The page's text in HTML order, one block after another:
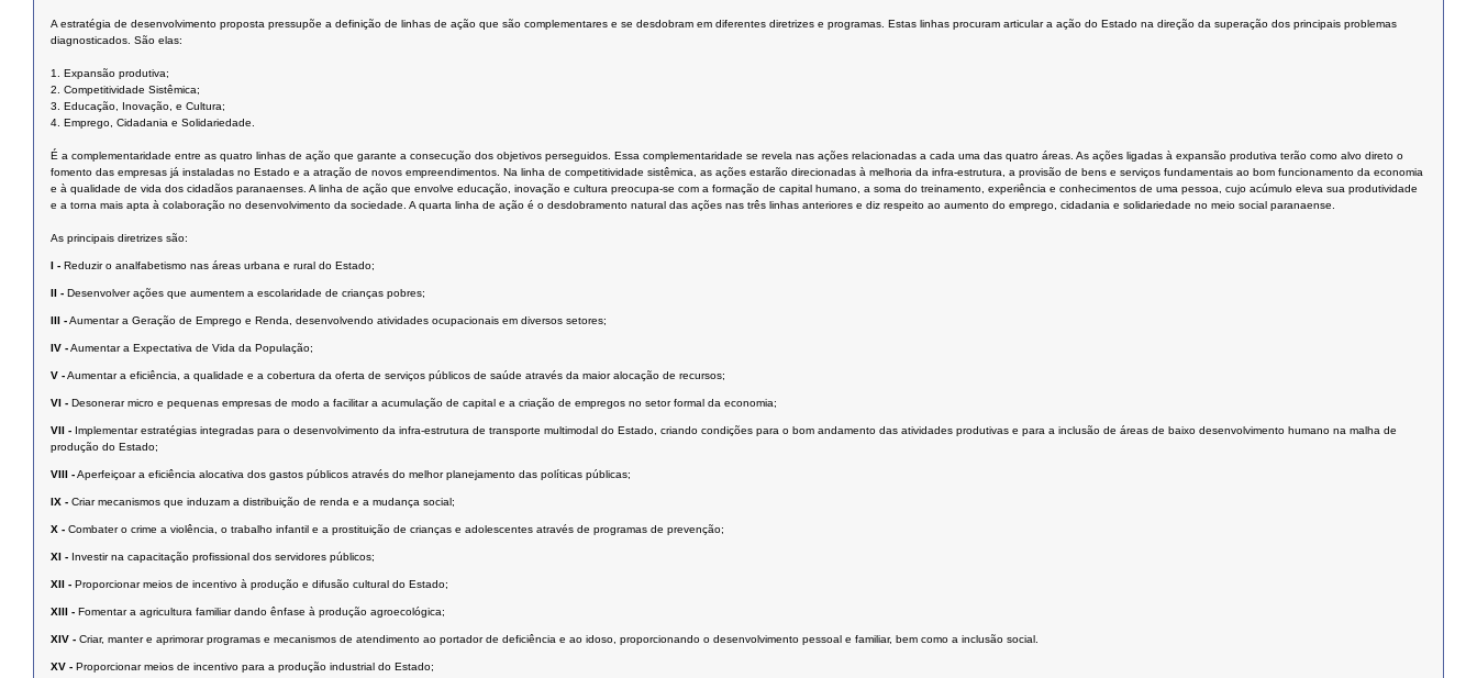
A estratégia de desenvolvimento proposta pressupõe a definição de linhas de ação que são complementares e se desdobram em diferentes diretrizes e programas. Estas linhas procuram articular a ação do Estado na direção da superação dos principais problemas
diagnosticados. São elas:
1. Expansão produtiva;
2. Competitividade Sistêmica;
3. Educação, Inovação, e Cultura;
4. Emprego, Cidadania e Solidariedade.
É a complementaridade entre as quatro linhas de ação que garante a consecução dos objetivos perseguidos. Essa complementaridade se revela nas ações relacionadas a cada uma das quatro áreas. As ações ligadas à expansão produtiva terão como alvo direto o
fomento das empresas já instaladas no Estado e a atração de novos empreendimentos. Na linha de competitividade sistêmica, as ações estarão direcionadas à melhoria da infra-estrutura, a provisão de bens e serviços fundamentais ao bom funcionamento da economia
e à qualidade de vida dos cidadãos paranaenses. A linha de ação que envolve educação, inovação e cultura preocupa-se com a formação de capital humano, a soma do treinamento, experiência e conhecimentos de uma pessoa, cujo acúmulo eleva sua produtividade
e a torna mais apta à colaboração no desenvolvimento da sociedade. A quarta linha de ação é o desdobramento natural das ações nas três linhas anteriores e diz respeito ao aumento do emprego, cidadania e solidariedade no meio social paranaense.
As principais diretrizes são:
I - Reduzir o analfabetismo nas áreas urbana e rural do Estado;
II - Desenvolver ações que aumentem a escolaridade de crianças pobres;
III -Aumentar a Geração de Emprego e Renda, desenvolvendo atividades ocupacionais em diversos setores;
IV -Aumentar a Expectativa de Vida da População;
V -Aumentar a eficiência, a qualidade e a cobertura da oferta de serviços públicos de saúde através da maior alocação de recursos;
VI - Desonerar micro e pequenas empresas de modo a facilitar a acumulação de capital e a criação de empregos no setor formal da economia;
VII - Implementar estratégias integradas para o desenvolvimento da infra-estrutura de transporte multimodal do Estado, criando condições para o bom andamento das atividades produtivas e para a inclusão de áreas de baixo desenvolvimento humano na malha de
produção do Estado;
VIII -Aperfeiçoar a eficiência alocativa dos gastos públicos através do melhor planejamento das políticas públicas;
IX - Criar mecanismos que induzam a distribuição de renda e a mudança social;
X - Combater o crime a violência, o trabalho infantil e a prostituição de crianças e adolescentes através de programas de prevenção;
XI - Investir na capacitação profissional dos servidores públicos;
XII - Proporcionar meios de incentivo à produção e difusão cultural do Estado;
XIII - Fomentar a agricultura familiar dando ênfase à produção agroecológica;
XIV - Criar, manter e aprimorar programas e mecanismos de atendimento ao portador de deficiência e ao idoso, proporcionando o desenvolvimento pessoal e familiar, bem como a inclusão social.
XV - Proporcionar meios de incentivo para a produção industrial do Estado;